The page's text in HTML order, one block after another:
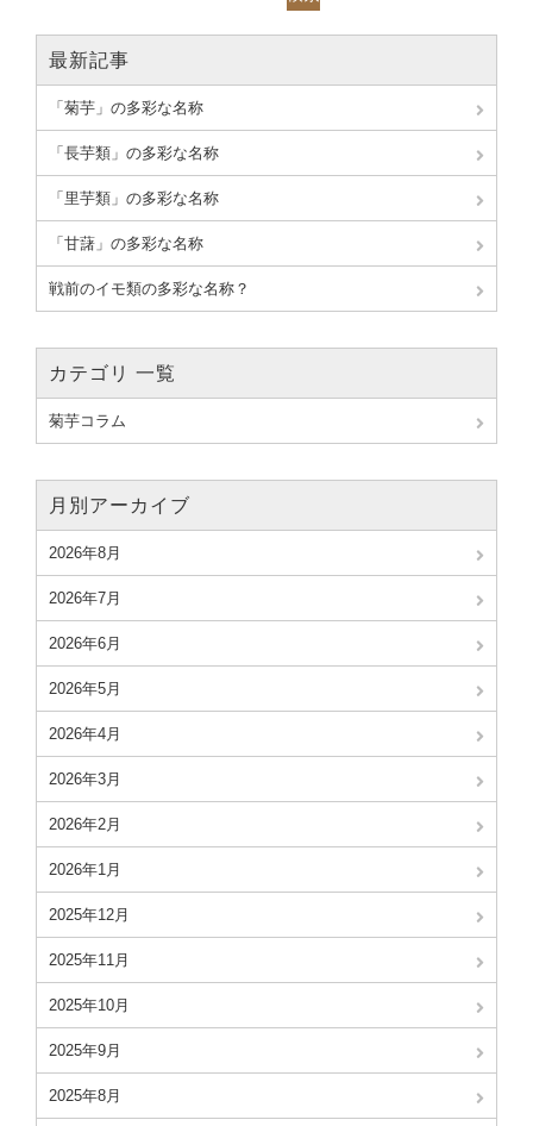
最新記事
「菊芋」の多彩な名称
「長芋類」の多彩な名称
「里芋類」の多彩な名称
「甘藷」の多彩な名称
戦前のイモ類の多彩な名称？
カテゴリ 一覧
菊芋コラム
月別アーカイブ
2026年8月
2026年7月
2026年6月
2026年5月
2026年4月
2026年3月
2026年2月
2026年1月
2025年12月
2025年11月
2025年10月
2025年9月
2025年8月